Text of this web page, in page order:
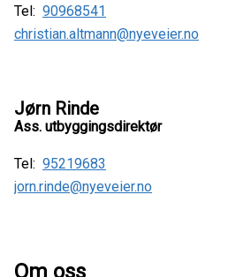
Tel: 90968541
christian.altmann@nyeveier.no
Jørn Rinde
Ass. utbyggingsdirektør
Tel: 95219683
jorn.rinde@nyeveier.no
Om oss